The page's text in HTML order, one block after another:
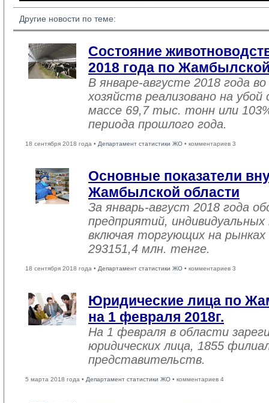
Другие новости по теме:
Состояние
2018 года по
В январе-августе 2018 года
хозяйств реализовано на
массе 69,7 тыс. тонн или
периода прошлого года.
18 сентября 2018 года • Департамент статистики ЖО • комментариев 3
Основные показатели
Жамбылской области
За январь-август 2018 года
предприятий,
включая торгующих на рынках
293151,4 млн. тенге.
18 сентября 2018 года • Департамент статистики ЖО • комментариев 3
Юридические лица по
на 1 февраля 2018г.
На 1 февраля в области
юридических лица, 1855
представительств.
5 марта 2018 года • Департамент статистики ЖО • комментариев 4